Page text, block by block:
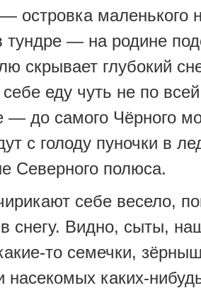
островка маленького
тундре — на родине
скрывает глубокий
себе еду чуть не по
— до самого Чёрного
с голоду пуночки в
Северного полюса.
себе весело,
в снегу. Видно, сыты,
то семечки,
насекомых каких-